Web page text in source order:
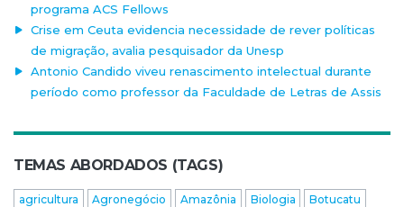
programa ACS Fellows
Crise em Ceuta evidencia necessidade de rever políticas
de migração, avalia pesquisador da Unesp
Antonio Candido viveu renascimento intelectual durante
período como professor da Faculdade de Letras de Assis
TEMAS ABORDADOS (TAGS)
agricultura Agronegócio Amazônia Biologia
Botucatu